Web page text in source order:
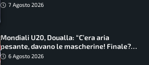
7 Agosto 2026
Mondiali U20, Doualla: “C’era aria
pesante, davano le mascherine! Finale?
Non ho nulla da perdere”
6 Agosto 2026